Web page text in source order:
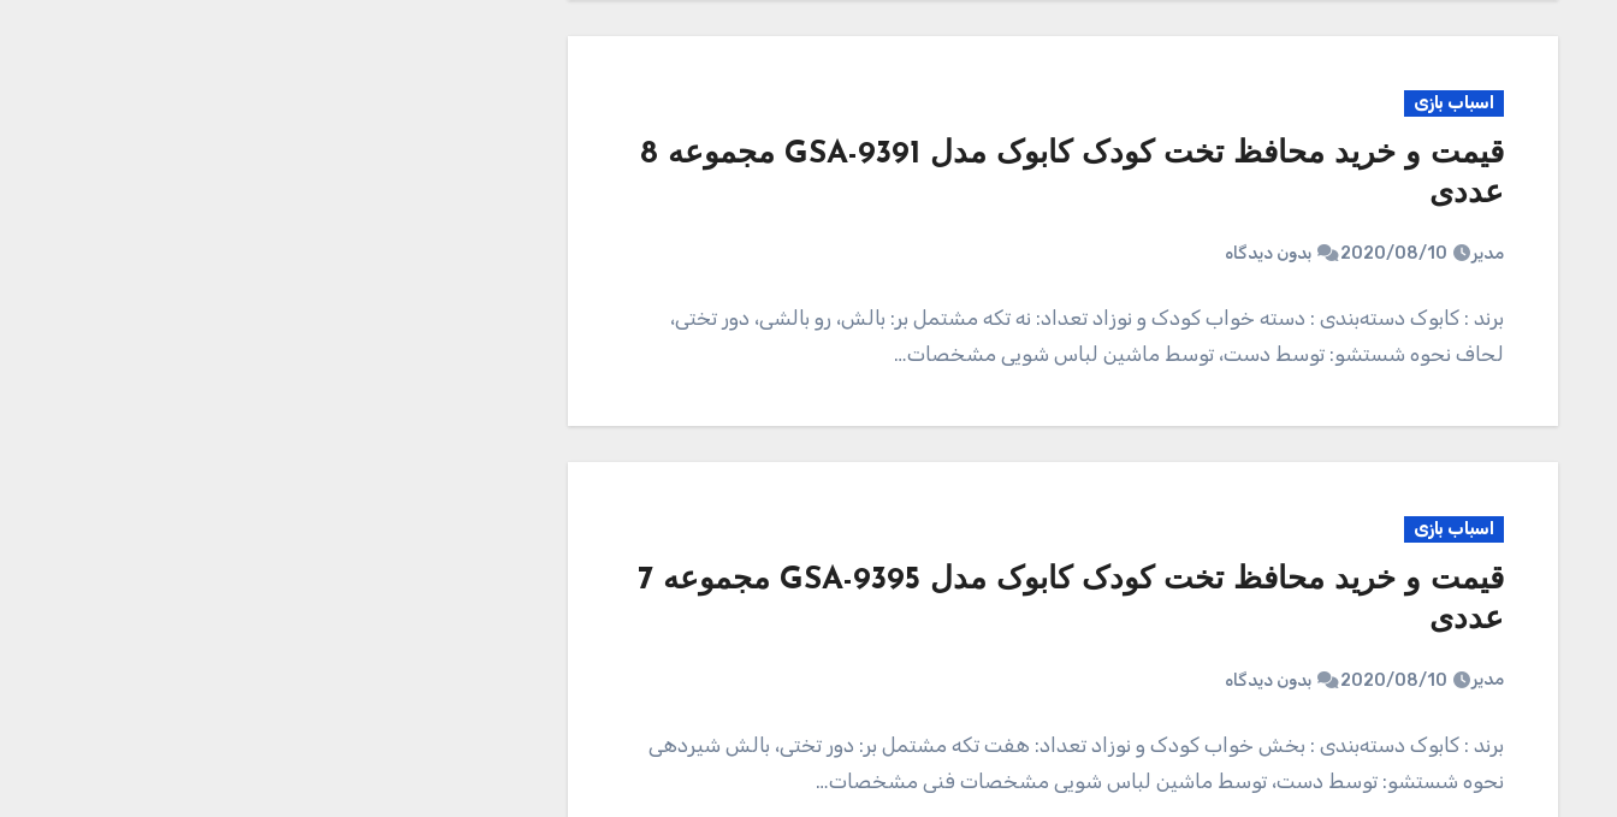
اسباب بازی
قیمت و خرید محافظ تخت کودک کابوک مدل GSA-9391 مجموعه 8
عددی
مدیر 2020/08/10 بدون دیدگاه
برند : کابوک دسته‌بندی : دسته خواب کودک و نوزاد تعداد: نه تکه مشتمل بر: بالش، رو بالشی، دور تختی،
لحاف نحوه شستشو: توسط دست، توسط ماشین لباس شویی مشخصات…
اسباب بازی
قیمت و خرید محافظ تخت کودک کابوک مدل GSA-9395 مجموعه 7
عددی
مدیر 2020/08/10 بدون دیدگاه
برند : کابوک دسته‌بندی : بخش خواب کودک و نوزاد تعداد: هفت تکه مشتمل بر: دور تختی، بالش شیردهی
نحوه شستشو: توسط دست، توسط ماشین لباس شویی مشخصات فنی مشخصات…